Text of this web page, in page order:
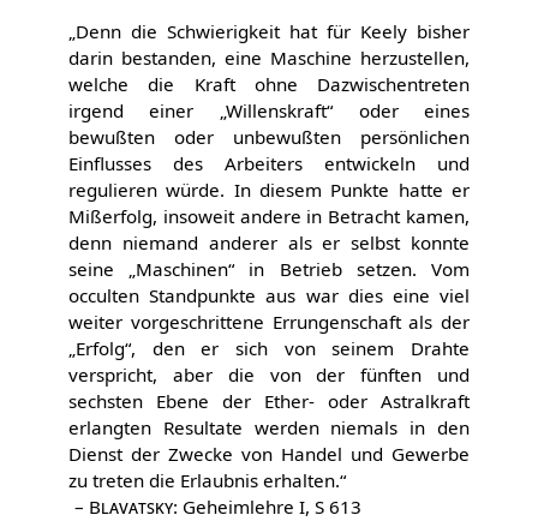
„Denn die Schwierigkeit hat für Keely bisher
darin bestanden, eine Maschine herzustellen,
welche die Kraft ohne Dazwischentreten
irgend einer „Willenskraft“ oder eines
bewußten oder unbewußten persönlichen
Einflusses des Arbeiters entwickeln und
regulieren würde. In diesem Punkte hatte er
Mißerfolg, insoweit andere in Betracht kamen,
denn niemand anderer als er selbst konnte
seine „Maschinen“ in Betrieb setzen. Vom
occulten Standpunkte aus war dies eine viel
weiter vorgeschrittene Errungenschaft als der
„Erfolg“, den er sich von seinem Drahte
verspricht, aber die von der fünften und
sechsten Ebene der Ether- oder Astralkraft
erlangten Resultate werden niemals in den
Dienst der Zwecke von Handel und Gewerbe
zu treten die Erlaubnis erhalten.“
– Blavatsky: Geheimlehre I, S 613